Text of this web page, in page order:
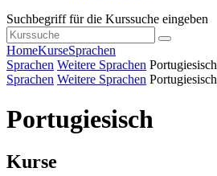
Suchbegriff für die Kurssuche eingeben
HomeKurseSprachen
Sprachen Weitere Sprachen Portugiesisch
Sprachen Weitere Sprachen Portugiesisch
Portugiesisch
Kurse